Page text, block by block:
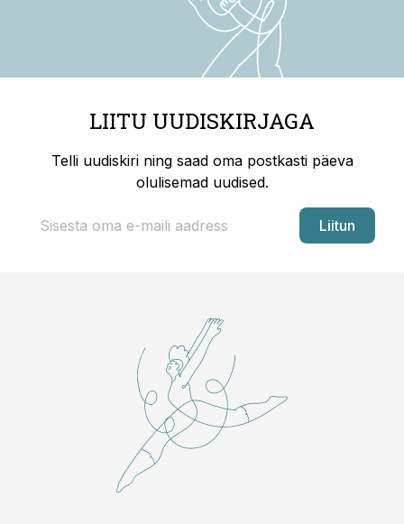
LIITU UUDISKIRJAGA
Telli uudiskiri ning saad oma postkasti päeva
olulisemad uudised.
Liitun